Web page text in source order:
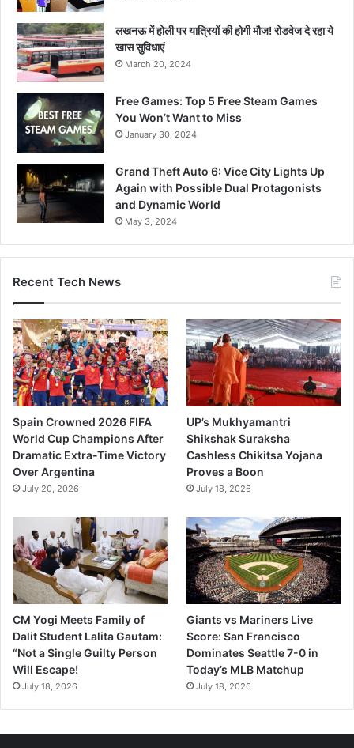
लखनऊ में होली पर यात्रियों की होगी मौज! रोडवेज दे रहा ये
खास सुविधाएं
March 20, 2024
Free Games: Top 5 Free Steam Games
You Won’t Want to Miss
January 30, 2024
Grand Theft Auto 6: Vice City Lights Up
Again with Possible Dual Protagonists
and Dynamic World
May 3, 2024
Recent Tech News
Spain Crowned 2026 FIFA
World Cup Champions After
Dramatic Extra-Time Victory
Over Argentina
July 20, 2026
UP’s Mukhyamantri
Shikshak Suraksha
Cashless Chikitsa Yojana
Proves a Boon
July 18, 2026
CM Yogi Meets Family of
Dalit Student Lalita Gautam:
“Not a Single Guilty Person
Will Escape!
July 18, 2026
Giants vs Mariners Live
Score: San Francisco
Dominates Seattle 7-0 in
Today’s MLB Matchup
July 18, 2026